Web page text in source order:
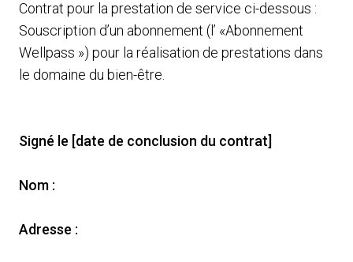
Contrat pour la prestation de service ci-dessous :
Souscription d’un abonnement (l’ «Abonnement
Wellpass ») pour la réalisation de prestations dans
le domaine du bien-être.
Signé le [date de conclusion du contrat]
Nom :
Adresse :